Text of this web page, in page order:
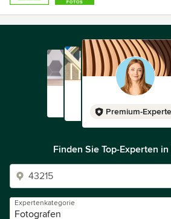
Premium-
Finden Sie Top-Experten
Expertenkategorie
Fotografen